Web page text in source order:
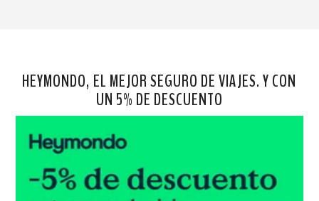
HEYMONDO, EL MEJOR SEGURO DE VIAJES. Y CON
UN 5% DE DESCUENTO